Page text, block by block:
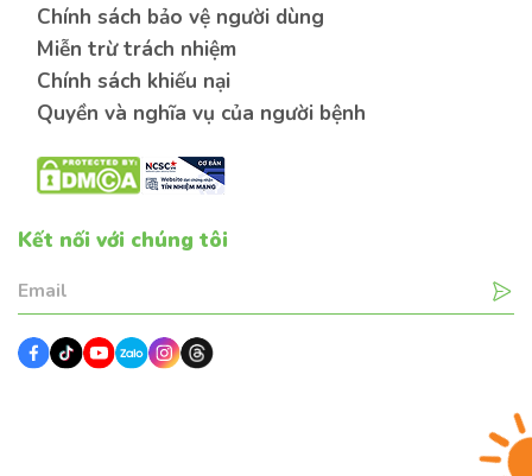
Chính sách bảo vệ người dùng
Miễn trừ trách nhiệm
Chính sách khiếu nại
Quyền và nghĩa vụ của người bệnh
Kết nối với chúng tôi